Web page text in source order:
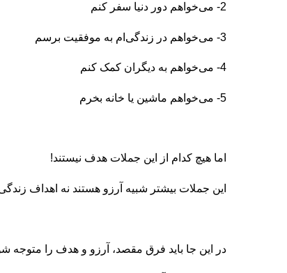
2- می‌خواهم دور دنیا سفر کنم
3- می‌خواهم در زندگی‌ام به موفقیت برسم
4- می‌خواهم به دیگران کمک کنم
5- می‌خواهم ماشین یا خانه بخرم
اما هیچ کدام از این جملات هدف نیستند!
این جملات بیشتر شبیه آرزو هستند نه اهداف
در این جا باید فرق مقصد، آرزو و هدف را متوجه